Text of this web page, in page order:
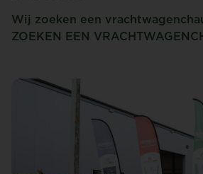
Wij zoeken een
ZOEKEN EEN